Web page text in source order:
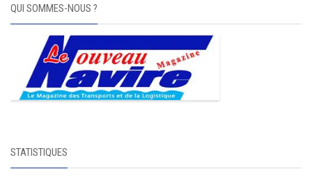
QUI SOMMES-NOUS ?
STATISTIQUES